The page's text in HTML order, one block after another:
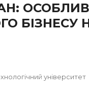
БІЗНЕСУ
університет